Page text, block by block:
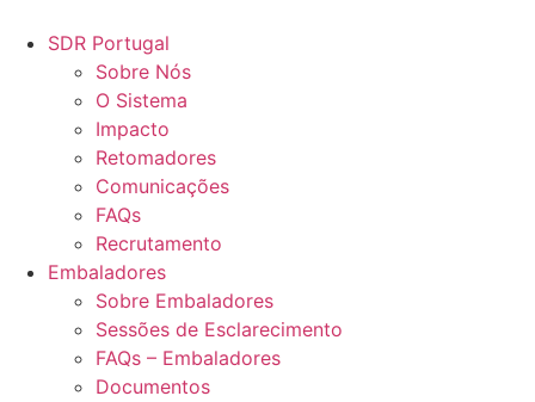
para
conteúdo
SDR Portugal
Sobre Nós
O Sistema
Impacto
Retomadores
Comunicações
FAQs
Recrutamento
Embaladores
Sobre Embaladores
Sessões de Esclarecimento
FAQs – Embaladores
Documentos